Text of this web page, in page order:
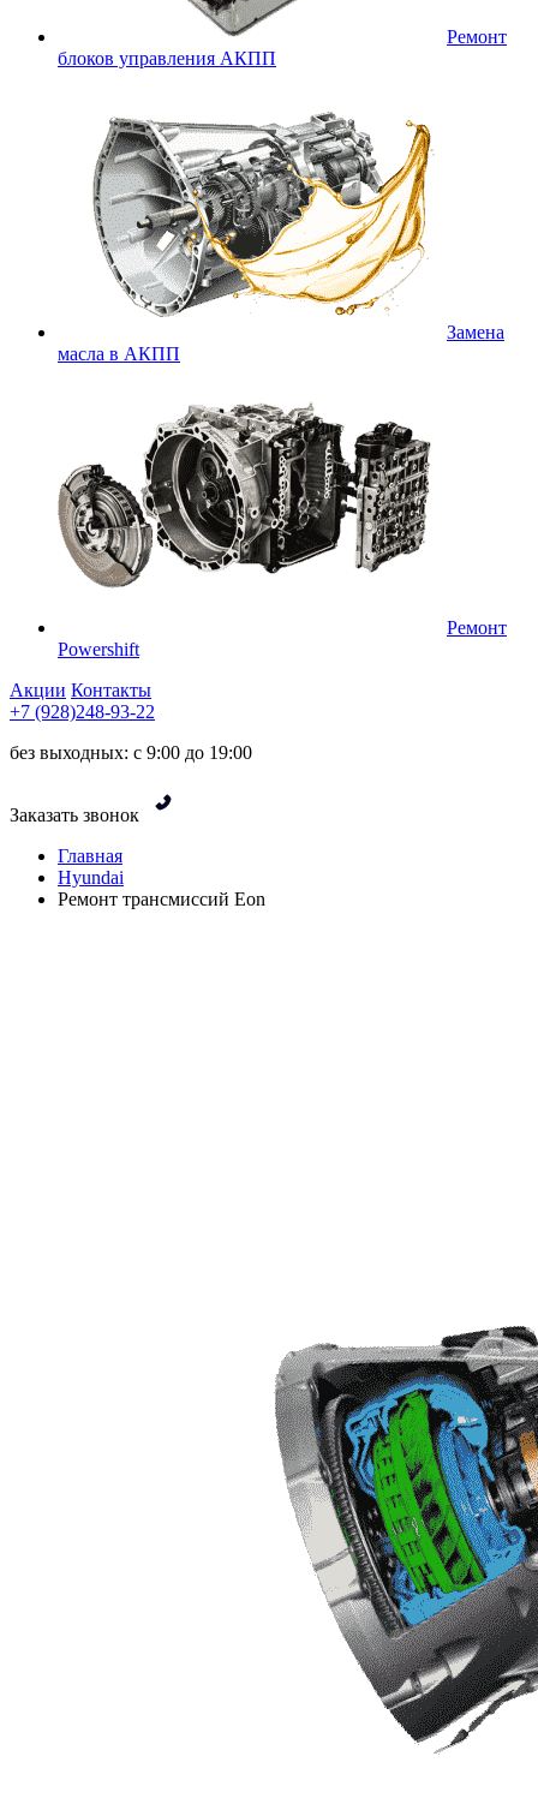
Ремонт
блоков управления АКПП
Замена
масла в АКПП
Ремонт
Powershift
Акции Контакты
+7 (928)248-93-22
без выходных: с 9:00 до 19:00
Заказать звонок
Главная
Hyundai
Ремонт трансмиссий Eon